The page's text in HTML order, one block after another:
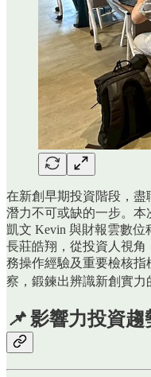
在新創早期投資階段，盡
潛力不可或缺的一步。本
凱文 Kevin 與財報雲數
長莊皓翔，從投資人視
務操作經驗及重要檢核
察，鍛鍊出辨識新創實力
📌影響力投資趨